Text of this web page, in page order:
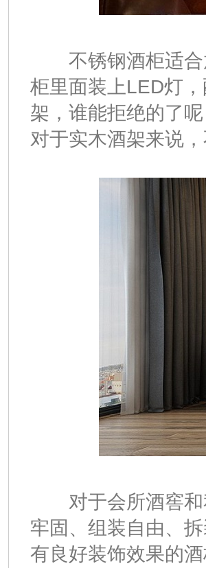
不锈钢酒柜适合
柜里面装上LED灯
架，谁能拒绝的了
对于实木酒架来说
对于会所酒窖和
牢固、组装自由、
有良好装饰效果的